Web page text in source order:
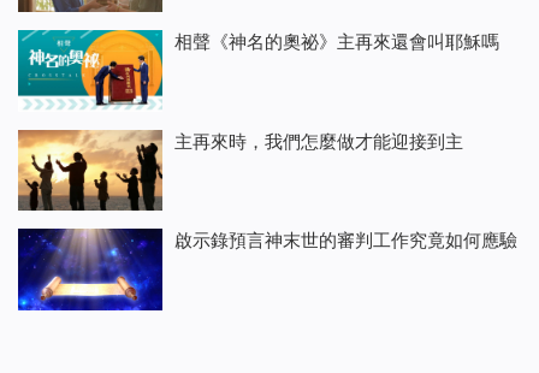
相聲《神名的奧祕》主再來還會叫耶穌嗎
主再來時，我們怎麼做才能迎接到主
啟示錄預言神末世的審判工作究竟如何應驗